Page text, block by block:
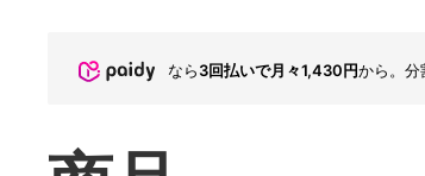
なら3回払いで月々1,430円から。分